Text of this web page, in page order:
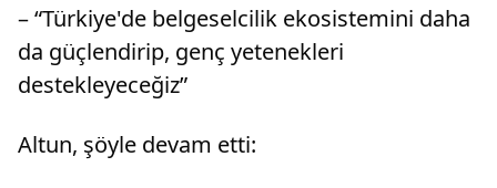
– “Türkiye'de belgeselcilik ekosistemini daha
da güçlendirip, genç yetenekleri
destekleyeceğiz”
Altun, şöyle devam etti: